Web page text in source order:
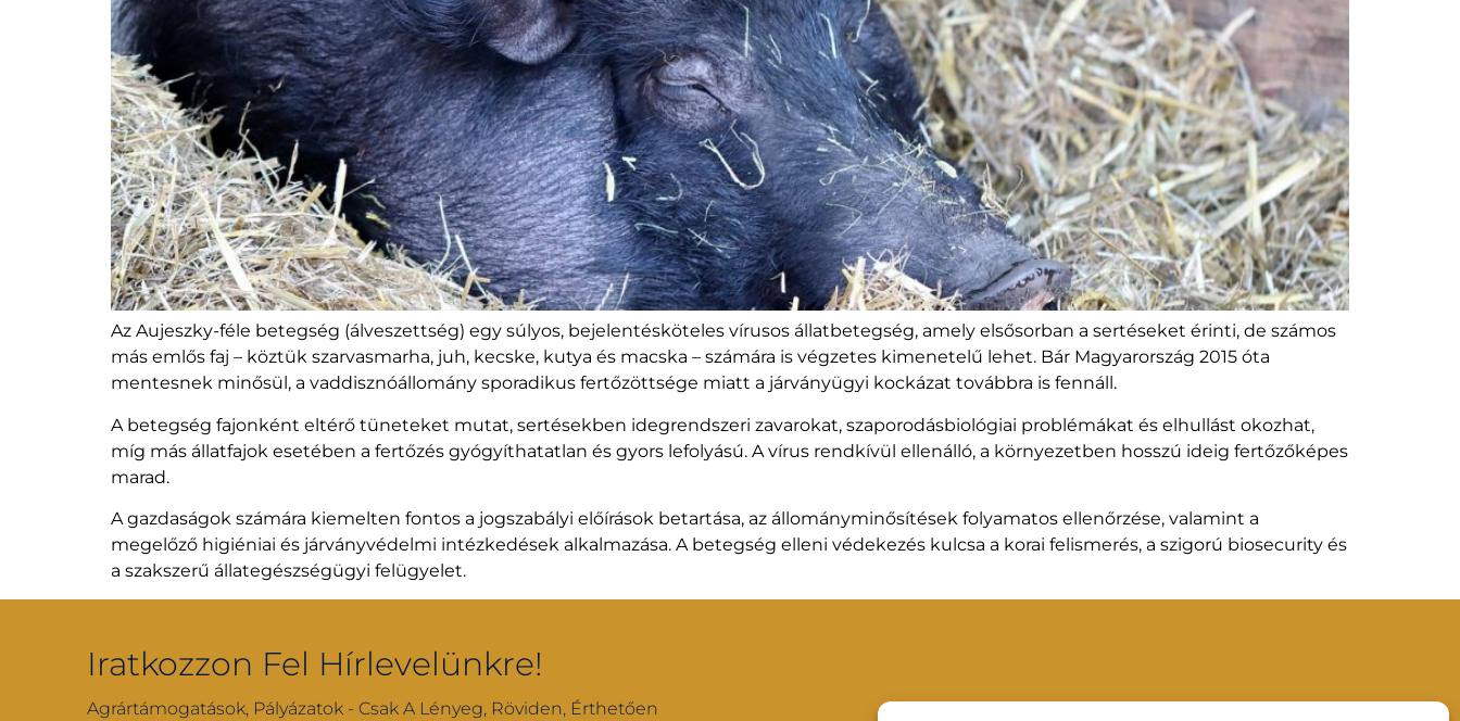
Az Aujeszky-féle betegség (álveszettség) egy súlyos, bejelentésköteles vírusos állatbetegség, amely elsősorban a sertéseket érinti, de számos
más emlős faj – köztük szarvasmarha, juh, kecske, kutya és macska – számára is végzetes kimenetelű lehet. Bár Magyarország 2015 óta
mentesnek minősül, a vaddisznóállomány sporadikus fertőzöttsége miatt a járványügyi kockázat továbbra is fennáll.
A betegség fajonként eltérő tüneteket mutat, sertésekben idegrendszeri zavarokat, szaporodásbiológiai problémákat és elhullást okozhat,
míg más állatfajok esetében a fertőzés gyógyíthatatlan és gyors lefolyású. A vírus rendkívül ellenálló, a környezetben hosszú ideig fertőzőképes
marad.
A gazdaságok számára kiemelten fontos a jogszabályi előírások betartása, az állományminősítések folyamatos ellenőrzése, valamint a
megelőző higiéniai és járványvédelmi intézkedések alkalmazása. A betegség elleni védekezés kulcsa a korai felismerés, a szigorú biosecurity és
a szakszerű állategészségügyi felügyelet.
Iratkozzon Fel Hírlevelünkre!
Agrártámogatások, Pályázatok - Csak A Lényeg, Röviden, Érthetően